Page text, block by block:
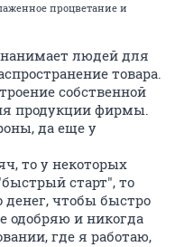
процветание и
людей для
товара.
собственной
продукции фирмы.
да еще у
то у некоторых
старт", то
денег, чтобы быстро
одобряю и никогда
где я работаю,